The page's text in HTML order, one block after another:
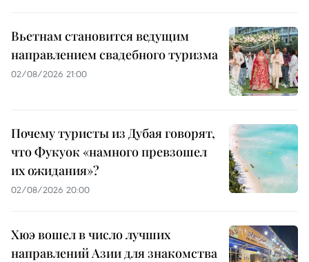
Вьетнам становится ведущим
направлением свадебного туризма
02/08/2026 21:00
Почему туристы из Дубая говорят,
что Фукуок «намного превзошел
их ожидания»?
02/08/2026 20:00
Хюэ вошел в число лучших
направлений Азии для знакомства